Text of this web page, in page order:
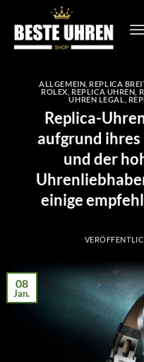
Inhalt
springen
ALLGEMEIN ,REPLICA
ROLEX ,REPLICA UHREN
UHREN LEGAL
Replica-
aufgrund
und der
einige
08
Jan.